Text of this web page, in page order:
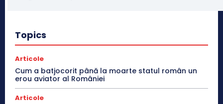
Topics
Articole
Cum a batjocorit până la moarte statul român un
erou aviator al României
Articole